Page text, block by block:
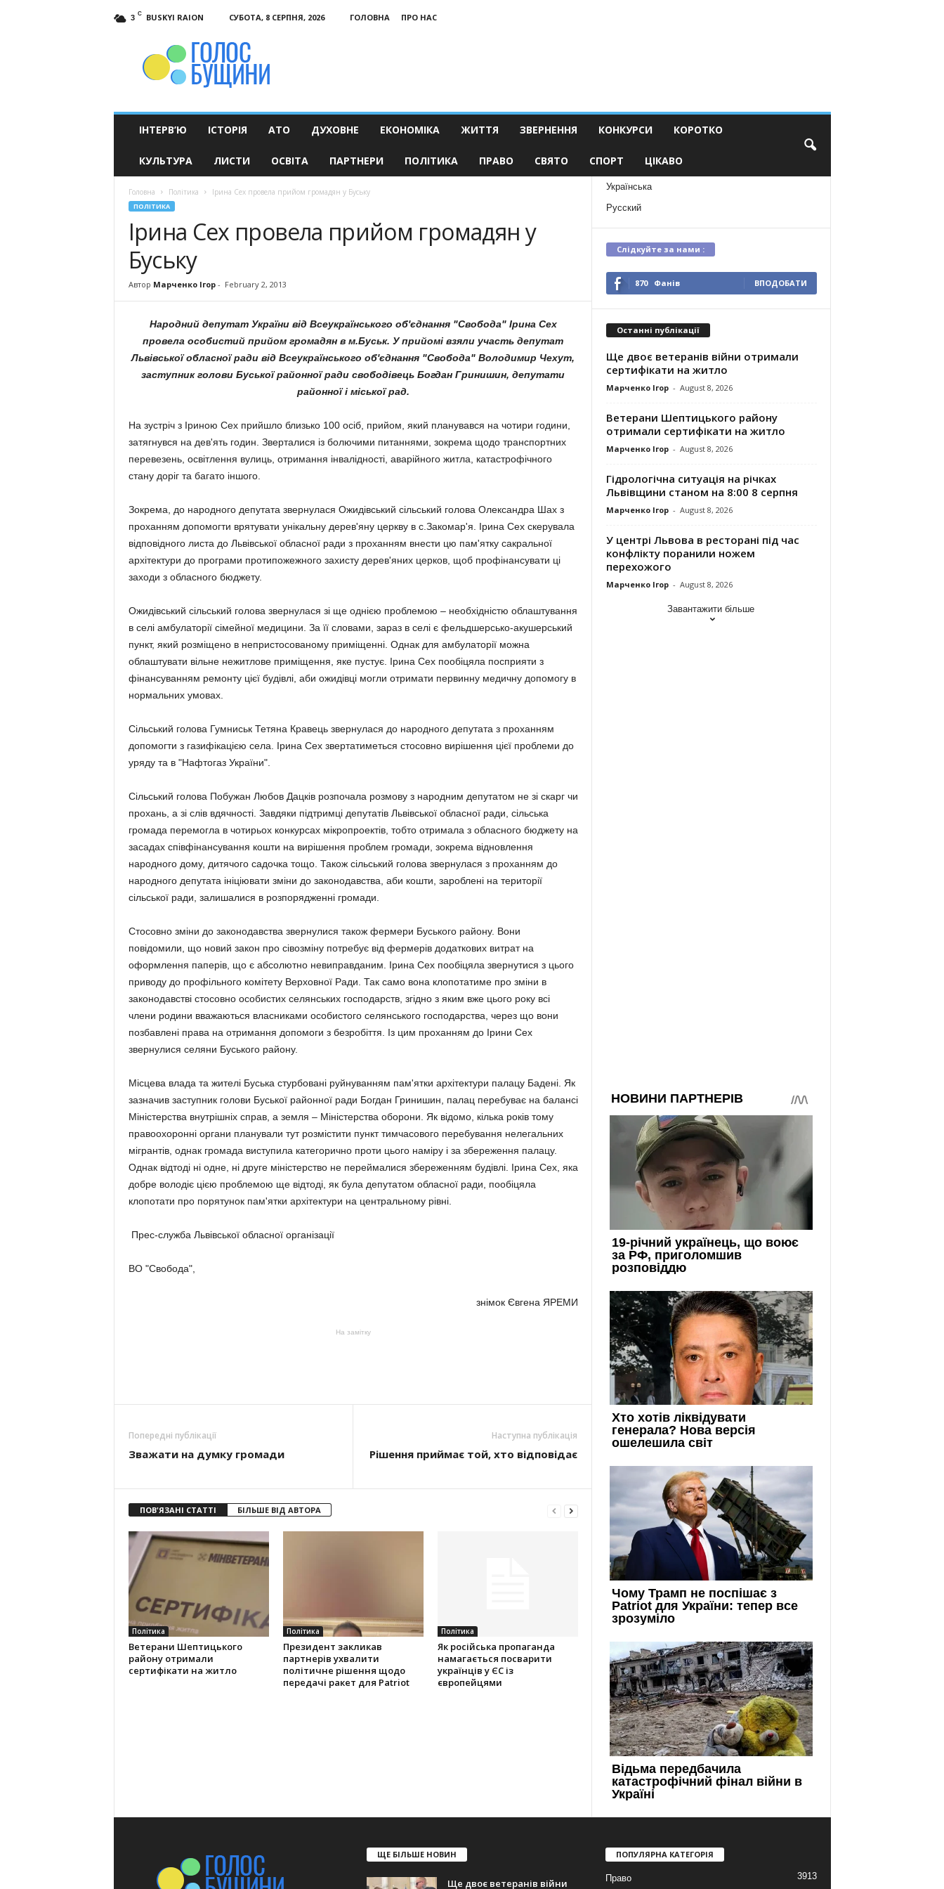
3 C BUSKYI RAION СУБОТА, 8 СЕРПНЯ, 2026 ГОЛОВНА
ПРО НАС
ІНТЕРВ’Ю ІСТОРІЯ АТО ДУХОВНЕ ЕКОНОМІКА ЖИТТЯ ЗВЕРНЕННЯ КОНКУРСИ КОРОТКО
КУЛЬТУРА ЛИСТИ ОСВІТА ПАРТНЕРИ ПОЛІТИКА ПРАВО СВЯТО СПОРТ ЦІКАВО
Головна Політика Iрина Сех провела прийом громадян у Буську
ПОЛІТИКА
Iрина Сех провела прийом громадян у
Буську
Автор Марченко Ігор- February 2, 2013
Народний депутат України від Всеукраїнського об'єднання "Свобода" Ірина Сех
провела особистий прийом громадян в м.Буськ. У прийомі взяли участь депутат
Львівської обласної ради від Всеукраїнського об'єднання "Свобода" Володимир Чехут,
заступник голови Буської районної ради свободівець Богдан Гринишин, депутати
районної і міської рад.
На зустріч з Іриною Сех прийшло близько 100 осіб, прийом, який пла­ну­вався на чотири години,
затяг­нувся на дев'ять годин. Звер­талися із болючими питаннями, зокрема щодо транспортних
пере­везень, освіт­лення вулиць, отри­ман­ня інва­лідності, аварійного житла, ката­стро­фічного
стану доріг та багато іншого.
Зокрема, до народного депутата звернулася Ожидівський сільський голова Олександра Шах з
прохан­ням допомогти врятувати унікаль­ну дерев'яну церкву в с.Закомар'я. Ірина Сех скерувала
відповідного листа до Львівської обласної ради з проханням внести цю пам'ятку сакральної
архітектури до програми протипожежного захисту дере­в'яних церков, щоб профінансувати ці
заходи з обласного бюджету.
Ожидівський сільський голова звернулася зі ще однією проблемою – необхідністю облаштування
в селі амбулаторії сімейної медицини. За її словами, зараз в селі є фельд­шерсько-акушерський
пункт, який розміщено в непристосованому приміщенні. Однак для амбулаторії можна
облаштувати вільне не­житлове приміщення, яке пустує. Ірина Сех пообіцяла посприяти з
фінансуванням ремонту цієї будівлі, аби ожидівці могли отримати первинну медичну допомогу в
нормальних умовах.
Сільський голова Гумниськ Тетяна Кравець звернулася до народного депутата з проханням
допомогти з газифікацією села. Ірина Сех звертатиметься стосовно вирішення цієї проблеми до
уряду та в "Нафтогаз України".
Сільський голова Побужан Любов Дацків розпочала розмову з народним депутатом не зі скарг чи
прохань, а зі слів вдячності. Завдяки підтримці депутатів Львівської обласної ради, сільська
громада перемогла в чотирьох конкурсах мікропроектів, тобто отримала з обласного бюджету на
засадах співфінансування кошти на вирі­шення проблем громади, зокрема відновлення
народного дому, ди­тячого садочка тощо. Також сіль­ський голова звернулася з про­ханням до
народного депутата ініціювати зміни до законодавства, аби кошти, зароблені на території
сільської ради, залишалися в розпорядженні громади.
Стосовно зміни до законо­давства звернулися також фермери Буського району. Вони
повідомили, що новий закон про сівозміну по­требує від фермерів додаткових витрат на
оформлення паперів, що є абсолютно невиправданим. Ірина Сех пообіцяла звернутися з цього
приводу до профільного комітету Верховної Ради. Так само вона кло­потатиме про зміни в
законо­дав­стві стосовно особистих селян­ських господарств, згідно з яким вже цього року всі
члени родини вважаються власниками особис­того селянського господарства, через що вони
позбавлені права на отримання допомоги з безробіття. Із цим проханням до Ірини Сех
звернулися селяни Буського району.
Місцева влада та жителі Буська стурбовані руйнуванням пам'ятки архітектури палацу Бадені. Як
зазначив заступник голови Буської районної ради Богдан Гринишин, палац перебуває на балансі
Мі­ністерства внутрішніх справ, а земля – Міністерства оборони. Як відомо, кілька років тому
право­охоронні органи планували тут роз­містити пункт тимчасового пере­бування нелегальних
мігрантів, однак громада виступила катего­рично проти цього наміру і за збе­реження палацу.
Однак відтоді ні одне, ні друге міністерство не пе­реймалися збереженням будівлі. Ірина Сех, яка
добре володіє цією проблемою ще відтоді, як була депутатом обласної ради, пообіцяла
клопотати про порятунок пам'ятки архітектури на центральному рівні.
Прес-служба Львівської обласної організації
ВО "Свобода",
знімок Євгена ЯРЕМИ
На замітку
Попередні публікації
Зважати на думку громади
Наступна публікація
Рішення приймає той, хто відповідає
ПОВ'ЯЗАНІ СТАТТІ БІЛЬШЕ ВІД АВТОРА
Політика
Ветерани Шептицького
району отримали
сертифікати на житло
Політика
Президент закликав
партнерів ухвалити
політичне рішення щодо
передачі ракет для Patriot
Політика
Як російська пропаганда
намагається посварити
українців у ЄС із
європейцями
Українська
Русский
Слідкуйте за нами :
870 Фанів ВПОДОБАТИ
Останні публікації
Ще двоє ветеранів війни отримали
сертифікати на житло
Марченко Ігор - August 8, 2026
Ветерани Шептицького району
отримали сертифікати на житло
Марченко Ігор - August 8, 2026
Гідрологічна ситуація на річках
Львівщини станом на 8:00 8 серпня
Марченко Ігор - August 8, 2026
У центрі Львова в ресторані під час
конфлікту поранили ножем
перехожого
Марченко Ігор - August 8, 2026
Завантажити більше
ЩЕ БІЛЬШЕ НОВИН
Ще двоє ветеранів війни
ПОПУЛЯРНА КАТЕГОРІЯ
Право 3913